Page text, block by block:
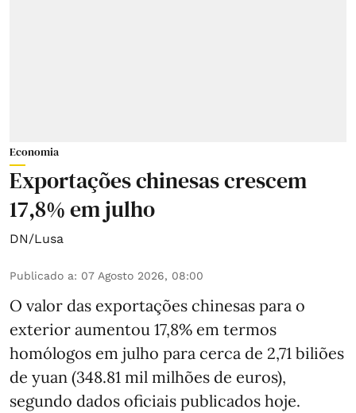
Economia
Exportações chinesas crescem
17,8% em julho
DN/Lusa
Publicado a: 07 Agosto 2026, 08:00
O valor das exportações chinesas para o
exterior aumentou 17,8% em termos
homólogos em julho para cerca de 2,71 biliões
de yuan (348.81 mil milhões de euros),
segundo dados oficiais publicados hoje.